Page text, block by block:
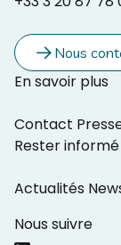
Nous
En savoir plus
Contact
Rester informé
Actualités
Nous suivre